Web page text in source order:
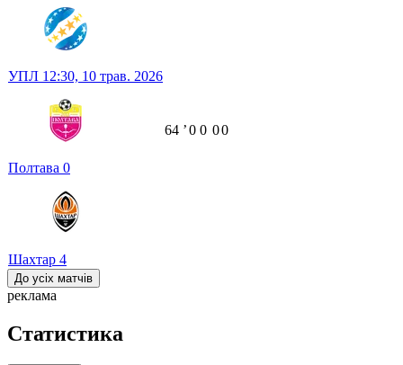
УПЛ 12:30, 10 трав. 2026
Полтава 0
Шахтар 4
64 ʼ0 0 00
До усіх матчів
реклама
Статистика